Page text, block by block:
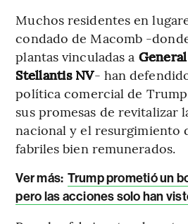
Muchos residentes en
condado de Macomb -
plantas vinculadas a
Stellantis NV- han
política comercial de
sus promesas de revitalizar
nacional y el resurgimiento
fabriles bien remunerados.
Ver más: Trump prometió un
pero las acciones solo han